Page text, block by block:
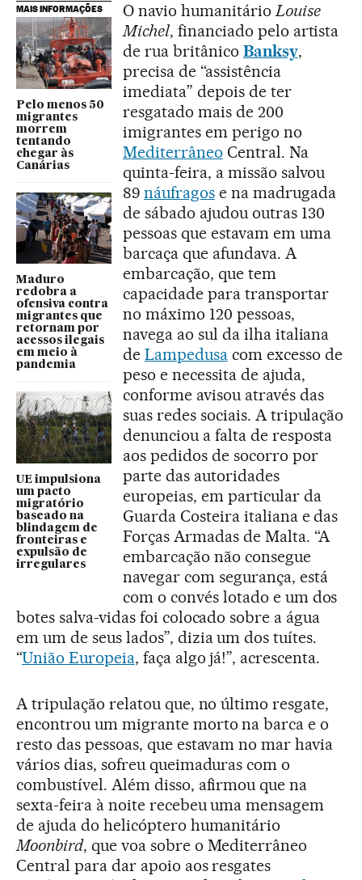
MAIS INFORMAÇÕES
Pelo menos 50
migrantes
morrem
tentando
chegar às
Canárias
Maduro
redobra a
ofensiva contra
migrantes que
retornam por
acessos ilegais
em meio à
pandemia
UE impulsiona
um pacto
migratório
baseado na
blindagem de
fronteiras e
expulsão de
irregulares
O navio humanitárioLouise
Michel, financiado pelo artista
de rua britânico Banksy,
precisa de “assistência
imediata” depois de ter
resgatado mais de 200
imigrantes em perigo no
Mediterrâneo Central. Na
quinta-feira, a missão salvou
89 náufragose na madrugada
de sábado ajudou outras 130
pessoas que estavam em uma
barcaça que afundava. A
embarcação, que tem
capacidade para transportar
no máximo 120 pessoas,
navega ao sul da ilha italiana
de Lampedusacom excesso de
peso e necessita de ajuda,
conforme avisou através das
suas redes sociais. A tripulação
denunciou a falta de resposta
aos pedidos de socorro por
parte das autoridades
europeias, em particular da
Guarda Costeira italiana e das
Forças Armadas de Malta. “A
embarcação não consegue
navegar com segurança, está
com o convés lotado e um dos
botes salva-vidas foi colocado sobre a água
em um de seus lados”, dizia um dos tuítes.
“União Europeia, faça algo já!”, acrescenta.
A tripulação relatou que, no último resgate,
encontrou um migrante morto na barca e o
resto das pessoas, que estavam no mar havia
vários dias, sofreu queimaduras com o
combustível. Além disso, afirmou que na
sexta-feira à noite recebeu uma mensagem
de ajuda do helicóptero humanitário
Moonbird, que voa sobre o Mediterrâneo
Central para dar apoio aos resgates